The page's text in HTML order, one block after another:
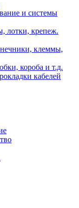
и системы
лотки, крепеж.
клеммы,
короба и т.д.
кабелей